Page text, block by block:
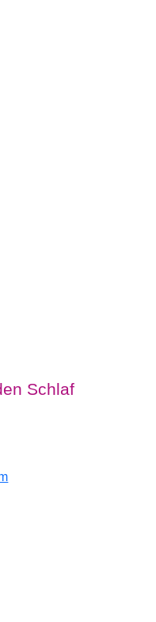
Schlaf